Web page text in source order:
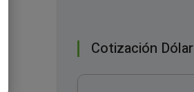
Cotización Dólar